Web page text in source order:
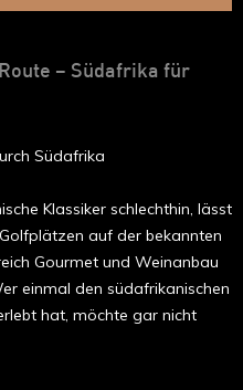
– Südafrika für
Südafrika
Klassiker schlechthin, lässt
auf der bekannten
Gourmet und Weinanbau
einmal den südafrikanischen
hat, möchte gar nicht